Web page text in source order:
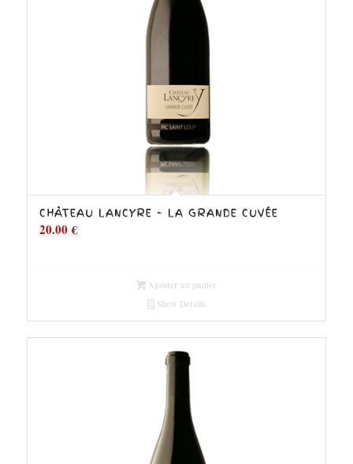
CHÂTEAU LANCYRE – LA GRANDE CUVÉE
20.00€
Ajouter au panier
Show Details